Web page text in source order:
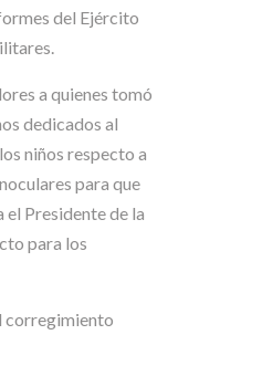
del Ejército
a quienes tomó
dedicados al
niños respecto a
para que
el Presidente de la
para los
corregimiento